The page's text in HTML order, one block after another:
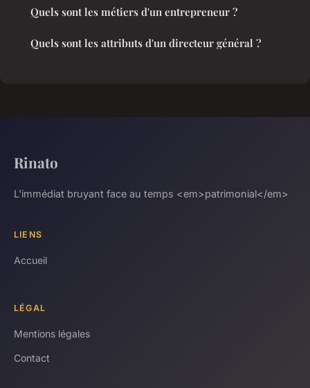
Quels sont les métiers d'un entrepreneur ?
Quels sont les attributs d'un directeur général ?
Rinato
L'immédiat bruyant face au temps <em>patrimonial</em>
LIENS
Accueil
LÉGAL
Mentions légales
Contact